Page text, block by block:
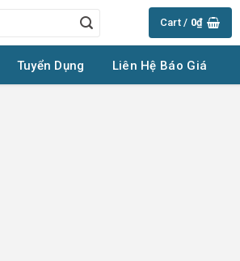
Cart / 0₫
Tuyển Dụng Liên Hệ Báo Giá